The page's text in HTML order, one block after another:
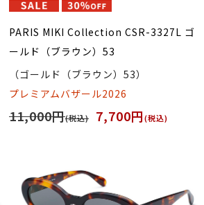
PARIS MIKI Collection CSR-3327L ゴ
ールド（ブラウン）53
（ゴールド（ブラウン）53）
プレミアムバザール2026
11,000円(税込) 7,700円(税込)